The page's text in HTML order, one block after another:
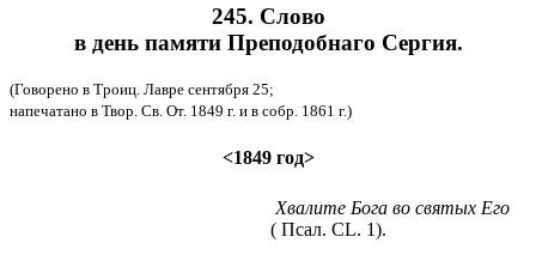
245. Слово
в день памяти Преподобнаго Сергия.
(Говорено в Троиц. Лавре сентября 25;
напечатано в Твор. Св. От. 1849 г. и в собр. 1861 г.)
<1849 год>
Хвалите Бога во святых Его
( Псал. CL. 1).